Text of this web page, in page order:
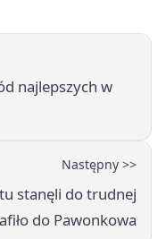
najlepszych w
Następny >>
stanęli do trudnej
do Pawonkowa